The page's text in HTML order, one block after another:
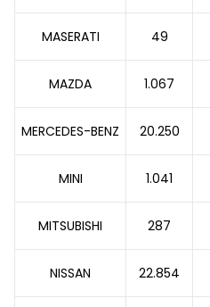
MASERATI 49
MAZDA 1.067
MERCEDES-BENZ 20.250
MINI 1.041
MITSUBISHI 287
NISSAN 22.854